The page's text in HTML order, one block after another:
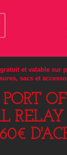
et valable sur
sacs et
RELAY